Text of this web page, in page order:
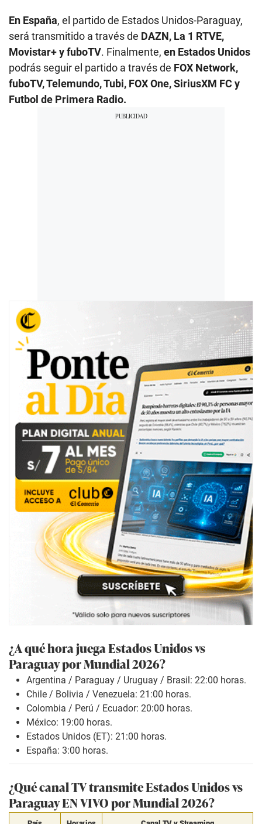
En España, el partido de Estados Unidos-Paraguay,
será transmitido a través de DAZN, La 1 RTVE,
Movistar+ y fuboTV. Finalmente, en Estados Unidos
podrás seguir el partido a través de FOX Network,
fuboTV, Telemundo, Tubi, FOX One, SiriusXM FC y
Futbol de Primera Radio.
¿A qué hora juega Estados Unidosvs
Paraguay por Mundial 2026?
Argentina / Paraguay / Uruguay / Brasil: 22:00 horas.
Chile / Bolivia / Venezuela: 21:00 horas.
Colombia / Perú / Ecuador: 20:00 horas.
México: 19:00 horas.
Estados Unidos (ET): 21:00 horas.
España: 3:00 horas.
¿Qué canal TV transmite Estados Unidosvs
Paraguay EN VIVO por Mundial 2026?